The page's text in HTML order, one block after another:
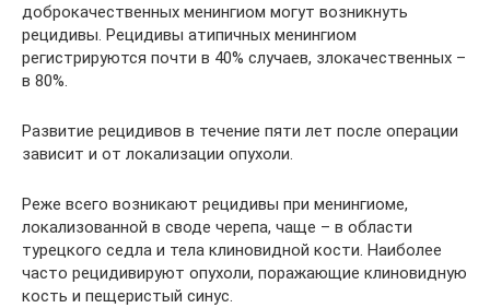
доброкачественных менингиом могут возникнуть
рецидивы. Рецидивы атипичных менингиом
регистрируются почти в 40% случаев, злокачественных –
в 80%.
Развитие рецидивов в течение пяти лет после операции
зависит и от локализации опухоли.
Реже всего возникают рецидивы при менингиоме,
локализованной в своде черепа, чаще – в области
турецкого седла и тела клиновидной кости. Наиболее
часто рецидивируют опухоли, поражающие клиновидную
кость и пещеристый синус.